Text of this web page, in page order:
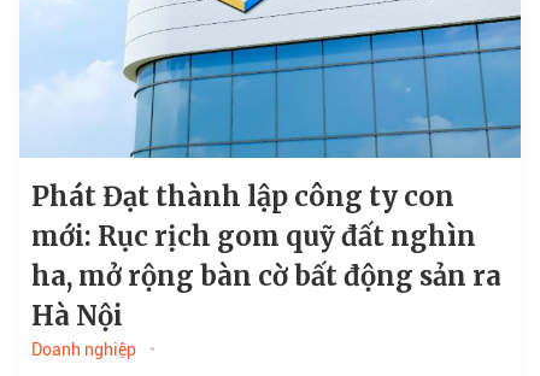
Phát Đạt thành lập công ty con
mới: Rục rịch gom quỹ đất nghìn
ha, mở rộng bàn cờ bất động sản ra
Hà Nội
Doanh nghiệp